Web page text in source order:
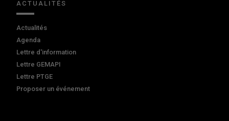
ACTUALITÉS
Actualités
Agenda
Lettre d'information
Lettre GEMAPI
Lettre PTGE
Proposer un événement